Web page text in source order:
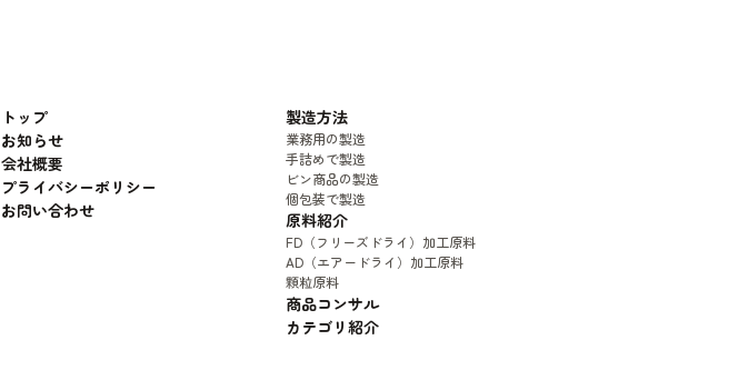
トップ
お知らせ
会社概要
プライバシーポリシー
お問い合わせ
製造方法
業務用の製造
手詰めで製造
ビン商品の製造
個包装で製造
原料紹介
FD（フリーズドライ）加工原料
AD（エアードライ）加工原料
顆粒原料
商品コンサル
カテゴリ紹介